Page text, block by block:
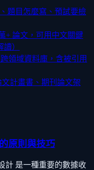
題目怎麼寫、預試要檢
+ 論文，可用中文關鍵
）
跨領域資料庫，含被引用
文計畫書、期刊論文架
原則與技巧
計 是一種重要的數據收